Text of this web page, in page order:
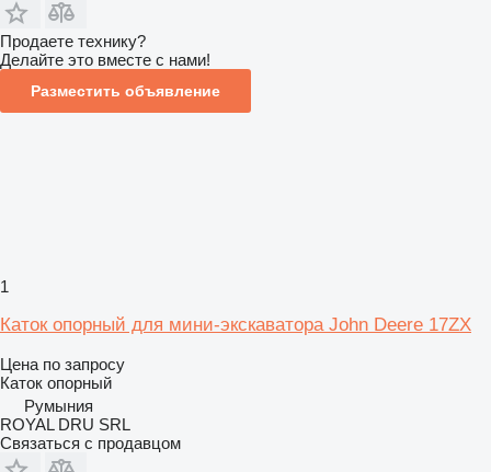
Продаете технику?
Делайте это вместе с нами!
Разместить объявление
1
Каток опорный для мини-экскаватора John Deere 17ZX
Цена по запросу
Каток опорный
Румыния
ROYAL DRU SRL
Связаться с продавцом